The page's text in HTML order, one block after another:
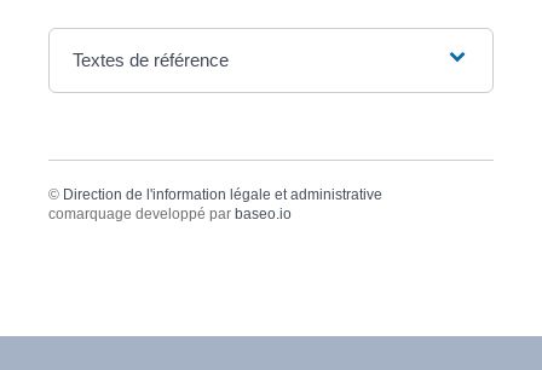
Textes de référence
© Direction de l'information légale et administrative
comarquage developpé par baseo.io